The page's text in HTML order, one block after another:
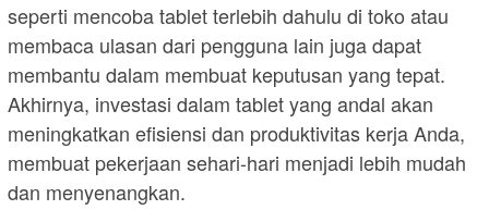
seperti mencoba tablet terlebih dahulu di toko atau
membaca ulasan dari pengguna lain juga dapat
membantu dalam membuat keputusan yang tepat.
Akhirnya, investasi dalam tablet yang andal akan
meningkatkan efisiensi dan produktivitas kerja Anda,
membuat pekerjaan sehari-hari menjadi lebih mudah
dan menyenangkan.